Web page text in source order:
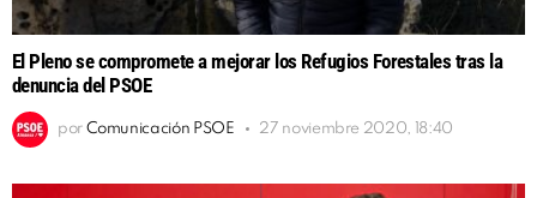
El Pleno se compromete a mejorar los Refugios Forestales tras la
denuncia del PSOE
por Comunicación PSOE 27 noviembre 2020, 18:40